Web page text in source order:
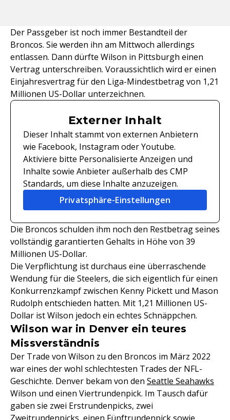
Der Passgeber ist noch immer Bestandteil der
Broncos. Sie werden ihn am Mittwoch allerdings
entlassen. Dann dürfte Wilson in Pittsburgh einen
Vertrag unterschreiben. Voraussichtlich wird er einen
Einjahresvertrag für den Liga-Mindestbetrag von 1,21
Millionen US-Dollar unterzeichnen.
Externer Inhalt
Dieser Inhalt stammt von externen Anbietern
wie Facebook, Instagram oder Youtube.
Aktiviere bitte Personalisierte Anzeigen und
Inhalte sowie Anbieter außerhalb des CMP
Standards, um diese Inhalte anzuzeigen.
Privatsphäre-Einstellungen
Die Broncos schulden ihm noch den Restbetrag seines
vollständig garantierten Gehalts in Höhe von 39
Millionen US-Dollar.
Die Verpflichtung ist durchaus eine überraschende
Wendung für die Steelers, die sich eigentlich für einen
Konkurrenzkampf zwischen Kenny Pickett und Mason
Rudolph entschieden hatten. Mit 1,21 Millionen US-
Dollar ist Wilson jedoch ein echtes Schnäppchen.
Wilson war in Denver ein teures
Missverständnis
Der Trade von Wilson zu den Broncos im März 2022
war eines der wohl schlechtesten Trades der NFL-
Geschichte. Denver bekam von den Seattle Seahawks
Wilson und einen Viertrundenpick. Im Tausch dafür
gaben sie zwei Erstrundenpicks, zwei